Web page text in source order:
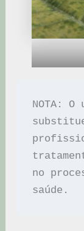
NOTA:
no
saúde.